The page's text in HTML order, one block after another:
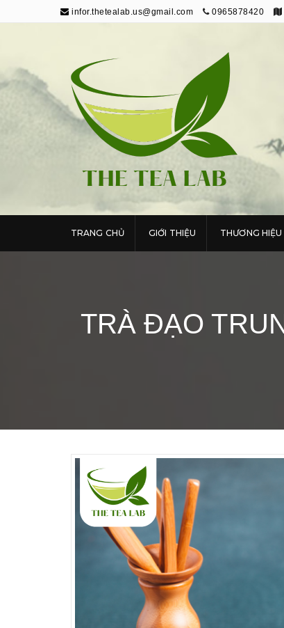
infor.thetealab.us@gmail.com 0965878420
The Tea Lab
Trang Thông Tin Về Trà
TRANG CHỦ GIỚI THIỆU THƯƠNG
TRÀ ĐẠO